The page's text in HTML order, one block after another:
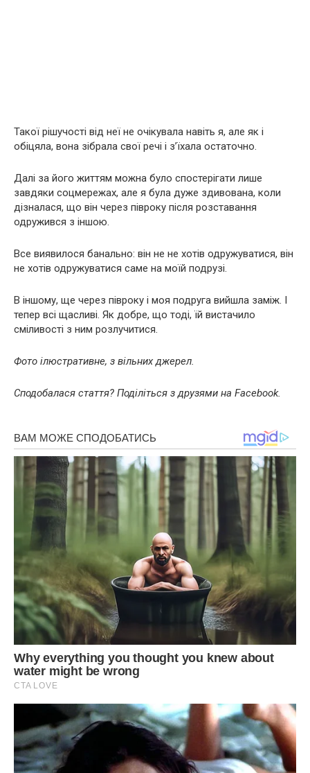
Такої рішучості від неї не очікувала навіть я, але як і
обіцяла, вона зібрала свої речі і з’їхала остаточно.
Далі за його життям можна було спостерігати лише
завдяки соцмережах, але я була дуже здивована, коли
дізналася, що він через півроку після розставання
одружився з іншою.
Все виявилося банально: він не не хотів одружуватися, він
не хотів одружуватися саме на моїй подрузі.
В іншому, ще через півроку і моя подруга вийшла заміж. І
тепер всі щасливі. Як добре, що тоді, їй вистачило
сміливості з ним розлучитися.
Фото ілюстративне, з вільних джерел.
Сподобалася стаття? Поділіться з друзями на Facebook.